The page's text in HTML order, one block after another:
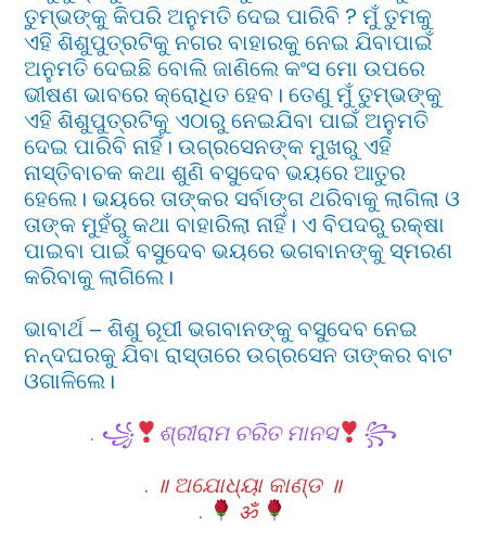
ତୁମ୍ଭଙ୍କୁ କିପରି ଅନୁମତି ଦେଇ ପାରିବି ? ମୁଁ ତୁମକୁ
ଏହି ଶିଶୁପୁତ୍ରଟିକୁ ନଗର ବାହାରକୁ ନେଇ ଯିବାପାଇଁ
ଅନୁମତି ଦେଇଛି ବୋଲି ଜାଣିଲେ କଂସ ମୋ ଉପରେ
ଭୀଷଣ ଭାବରେ କ୍ରୋଧିତ ହେବ। ତେଣୁ ମୁଁ ତୁମ୍ଭଙ୍କୁ
ଏହି ଶିଶୁପୁତ୍ରଟିକୁ ଏଠାରୁ ନେଇଯିବା ପାଇଁ ଅନୁମତି
ଦେଇ ପାରିବି ନାହିଁ। ଉଗ୍ରସେନଙ୍କ ମୁଖରୁ ଏହି
ନାସ୍ତିବାଚକ କଥା ଶୁଣି ବସୁଦେବ ଭୟରେ ଆତୁର
ହେଲେ। ଭୟରେ ତାଙ୍କର ସର୍ବାଙ୍ଗ ଥରିବାକୁ ଲାଗିଲା ଓ
ତାଙ୍କ ମୁହଁରୁ କଥା ବାହାରିଲା ନାହିଁ। ଏ ବିପଦରୁ ରକ୍ଷା
ପାଇବା ପାଇଁ ବସୁଦେବ ଭୟରେ ଭଗବାନଙ୍କୁ ସ୍ମରଣ
କରିବାକୁ ଲାଗିଲେ।
ଭାବାର୍ଥ – ଶିଶୁ ରୂପୀ ଭଗବାନଙ୍କୁ ବସୁଦେବ ନେଇ
ନନ୍ଦଘରକୁ ଯିବା ରାସ୍ତାରେ ଉଗ୍ରସେନ ତାଙ୍କର ବାଟ
ଓଗାଳିଲେ।
. ꧁ ଶ୍ରୀରାମ ଚରିତ ମାନସ
꧂
. ॥ ଅଯୋଧ୍ୟା କାଣ୍ଡ ॥
.
ॐ